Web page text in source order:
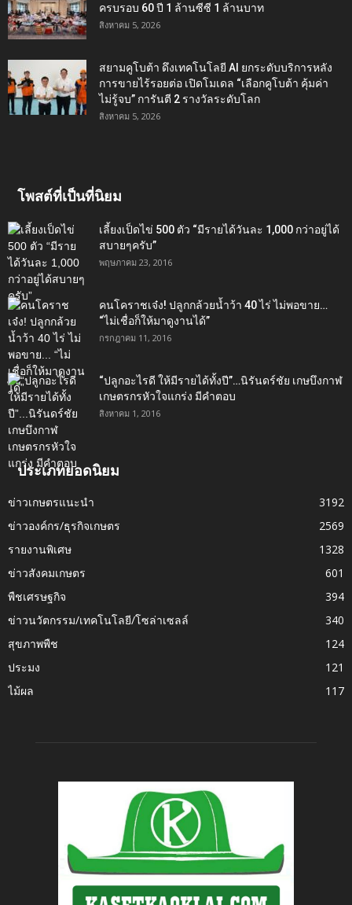
ครบรอบ 60 ปี 1 ล้านซีซี 1 ล้านบาท
สิงหาคม 5, 2026
สยามคูโบต้า ดึงเทคโนโลยี AI ยกระดับบริการหลัง
การขายไร้รอยต่อ เปิดโมเดล “เลือกคูโบต้า คุ้มค่า
ไม่รู้จบ” การันตี 2 รางวัลระดับโลก
สิงหาคม 5, 2026
โพสต์ที่เป็นที่นิยม
เลี้ยงเป็ดไข่ 500 ตัว “มีรายได้วันละ 1,000 กว่าอยู่ได้
สบายๆครับ”
พฤษภาคม 23, 2016
คนโคราชเจ๋ง! ปลูกกล้วยน้ำว้า 40 ไร่ ไม่พอขาย…
“ไม่เชื่อก็ให้มาดูงานได้”‬
กรกฎาคม 11, 2016
“ปลูกอะไรดี ให้มีรายได้ทั้งปี”…นิรันดร์ชัย เกษบึงกาฬ
เกษตรกรหัวใจแกร่ง มีคำตอบ
สิงหาคม 1, 2016
ประเภทยอดนิยม
ข่าวเกษตรแนะนำ
3192
ข่าวองค์กร/ธุรกิจเกษตร
2569
รายงานพิเศษ
1328
ข่าวสังคมเกษตร
601
พืชเศรษฐกิจ
394
ข่าวนวัตกรรม/เทคโนโลยี/โซล่าเซลล์
340
สุขภาพพืช
124
ประมง
121
ไม้ผล
117